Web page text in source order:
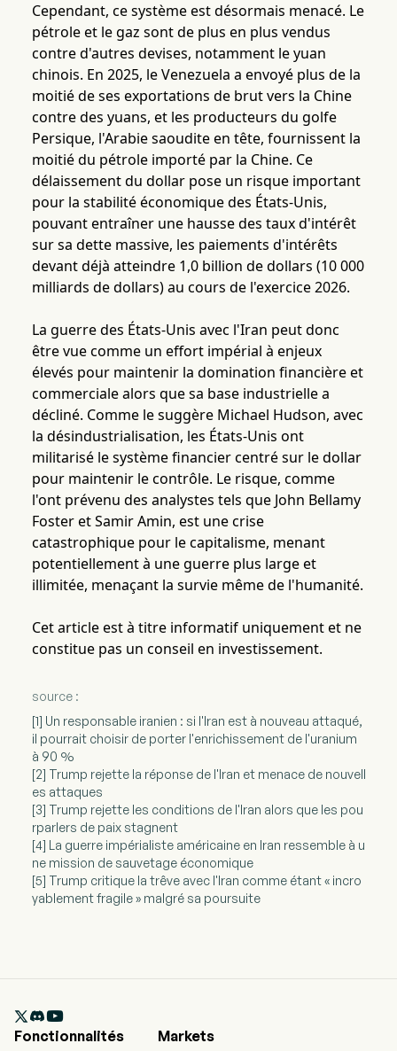
Cependant, ce système est désormais menacé. Le
pétrole et le gaz sont de plus en plus vendus
contre d'autres devises, notamment le yuan
chinois. En 2025, le Venezuela a envoyé plus de la
moitié de ses exportations de brut vers la Chine
contre des yuans, et les producteurs du golfe
Persique, l'Arabie saoudite en tête, fournissent la
moitié du pétrole importé par la Chine. Ce
délaissement du dollar pose un risque important
pour la stabilité économique des États-Unis,
pouvant entraîner une hausse des taux d'intérêt
sur sa dette massive, les paiements d'intérêts
devant déjà atteindre 1,0 billion de dollars (10 000
milliards de dollars) au cours de l'exercice 2026.
La guerre des États-Unis avec l'Iran peut donc
être vue comme un effort impérial à enjeux
élevés pour maintenir la domination financière et
commerciale alors que sa base industrielle a
décliné. Comme le suggère Michael Hudson, avec
la désindustrialisation, les États-Unis ont
militarisé le système financier centré sur le dollar
pour maintenir le contrôle. Le risque, comme
l'ont prévenu des analystes tels que John Bellamy
Foster et Samir Amin, est une crise
catastrophique pour le capitalisme, menant
potentiellement à une guerre plus large et
illimitée, menaçant la survie même de l'humanité.
Cet article est à titre informatif uniquement et ne
constitue pas un conseil en investissement.
source :
[1] Un responsable iranien : si l'Iran est à nouveau attaqué,
il pourrait choisir de porter l'enrichissement de l'uranium
à 90 %
[2] Trump rejette la réponse de l'Iran et menace de nouvell
es attaques
[3] Trump rejette les conditions de l'Iran alors que les pou
rparlers de paix stagnent
[4] La guerre impérialiste américaine en Iran ressemble à u
ne mission de sauvetage économique
[5] Trump critique la trêve avec l'Iran comme étant « incro
yablement fragile » malgré sa poursuite

Fonctionnalités
Markets